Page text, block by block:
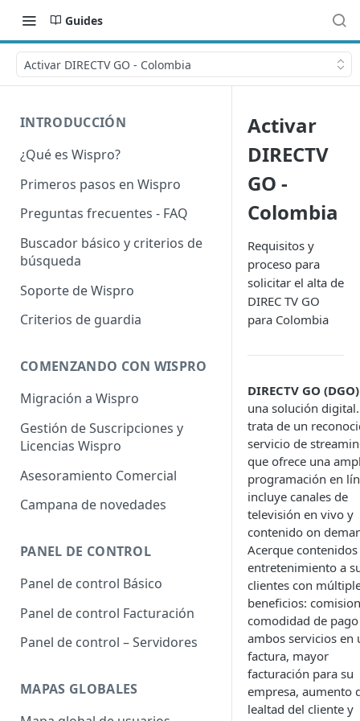
Guides
Activar DIRECTV GO - Colombia
INTRODUCCIÓN
¿Qué es Wispro?
Primeros pasos en Wispro
Preguntas frecuentes - FAQ
Buscador básico y criterios de
búsqueda
Soporte de Wispro
Criterios de guardia
COMENZANDO CON WISPRO
Migración a Wispro
Gestión de Suscripciones y
Licencias Wispro
Asesoramiento Comercial
Campana de novedades
PANEL DE CONTROL
Panel de control Básico
Panel de control Facturación
Panel de control – Servidores
MAPAS GLOBALES
Activar
DIRECTV
GO -
Colombia
Requisitos y
proceso para
solicitar el alta de
DIREC TV GO
para Colombia
DIRECTV GO (DGO)
una solución digital.
trata de un
servicio de
que ofrece una
programación en
incluye canales de
televisión en vivo y
contenido on
Acerque
entretenimiento a
clientes con
beneficios:
comodidad de
ambos servicios en
factura, mayor
facturación para su
empresa, aumento
lealtad del cliente y